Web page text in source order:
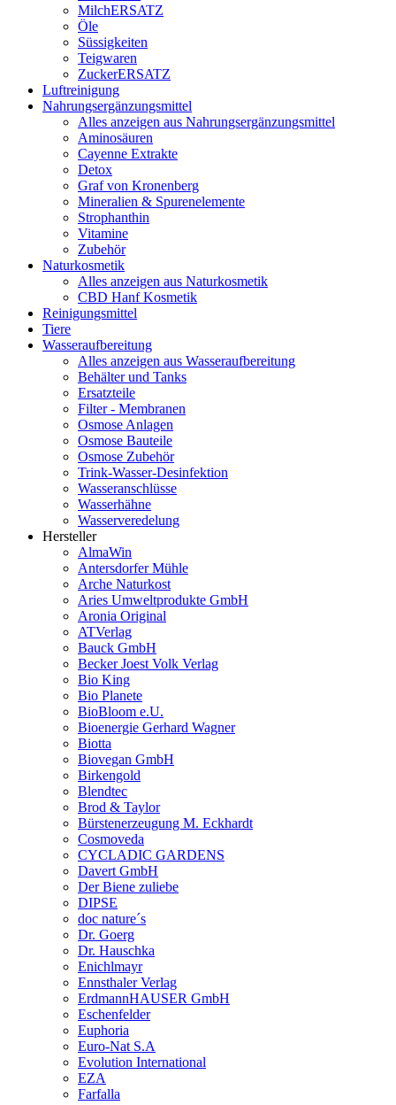
MilchERSATZ
Öle
Süssigkeiten
Teigwaren
ZuckerERSATZ
Luftreinigung
Nahrungsergänzungsmittel
Alles anzeigen aus Nahrungsergänzungsmittel
Aminosäuren
Cayenne Extrakte
Detox
Graf von Kronenberg
Mineralien & Spurenelemente
Strophanthin
Vitamine
Zubehör
Naturkosmetik
Alles anzeigen aus Naturkosmetik
CBD Hanf Kosmetik
Reinigungsmittel
Tiere
Wasseraufbereitung
Alles anzeigen aus Wasseraufbereitung
Behälter und Tanks
Ersatzteile
Filter - Membranen
Osmose Anlagen
Osmose Bauteile
Osmose Zubehör
Trink-Wasser-Desinfektion
Wasseranschlüsse
Wasserhähne
Wasserveredelung
Hersteller
AlmaWin
Antersdorfer Mühle
Arche Naturkost
Aries Umweltprodukte GmbH
Aronia Original
ATVerlag
Bauck GmbH
Becker Joest Volk Verlag
Bio King
Bio Planete
BioBloom e.U.
Bioenergie Gerhard Wagner
Biotta
Biovegan GmbH
Birkengold
Blendtec
Brod & Taylor
Bürstenerzeugung M. Eckhardt
Cosmoveda
CYCLADIC GARDENS
Davert GmbH
Der Biene zuliebe
DIPSE
doc nature´s
Dr. Goerg
Dr. Hauschka
Enichlmayr
Ennsthaler Verlag
ErdmannHAUSER GmbH
Eschenfelder
Euphoria
Euro-Nat S.A
Evolution International
EZA
Farfalla